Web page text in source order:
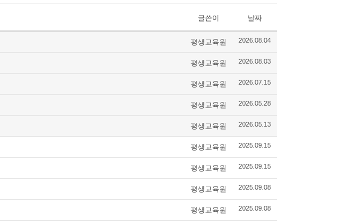
글쓴이 날짜
평생교육원 2026.08.04
평생교육원 2026.08.03
평생교육원 2026.07.15
평생교육원 2026.05.28
평생교육원 2026.05.13
평생교육원 2025.09.15
평생교육원 2025.09.15
평생교육원 2025.09.08
평생교육원 2025.09.08